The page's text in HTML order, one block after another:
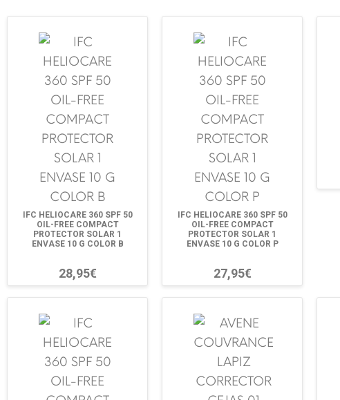
IFC HELIOCARE 360 SPF 50
OIL-FREE COMPACT
PROTECTOR SOLAR 1
ENVASE 10 G COLOR B
28,95€
IFC HELIOCARE 360 SPF 50
OIL-FREE COMPACT
PROTECTOR SOLAR 1
ENVASE 10 G COLOR P
27,95€